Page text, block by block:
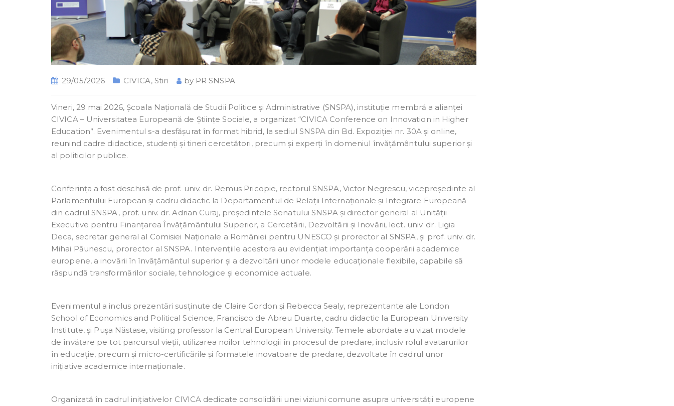
29/05/2026 CIVICA,Stiri by PR SNSPA
Vineri, 29 mai 2026, Școala Națională de Studii Politice și Administrative (SNSPA), instituție membră a alianței
CIVICA – Universitatea Europeană de Științe Sociale, a organizat “CIVICA Conference on Innovation in Higher
Education”. Evenimentul s-a desfășurat în format hibrid, la sediul SNSPA din Bd. Expoziției nr. 30A și online,
reunind cadre didactice, studenți și tineri cercetători, precum și experți în domeniul învățământului superior și
al politicilor publice.
Conferința a fost deschisă de prof. univ. dr. Remus Pricopie, rectorul SNSPA, Victor Negrescu, vicepreședinte al
Parlamentului European și cadru didactic la Departamentul de Relații Internaționale și Integrare Europeană
din cadrul SNSPA, prof. univ. dr. Adrian Curaj, președintele Senatului SNSPA și director general al Unității
Executive pentru Finanțarea Învățământului Superior, a Cercetării, Dezvoltării și Inovării, lect. univ. dr. Ligia
Deca, secretar general al Comisiei Naționale a României pentru UNESCO și prorector al SNSPA, și prof. univ. dr.
Mihai Păunescu, prorector al SNSPA. Intervențiile acestora au evidențiat importanța cooperării academice
europene, a inovării în învățământul superior și a dezvoltării unor modele educaționale flexibile, capabile să
răspundă transformărilor sociale, tehnologice și economice actuale.
Evenimentul a inclus prezentări susținute de Claire Gordon și Rebecca Sealy, reprezentante ale London
School of Economics and Political Science, Francisco de Abreu Duarte, cadru didactic la European University
Institute, și Pușa Năstase, visiting professor la Central European University. Temele abordate au vizat modele
de învățare pe tot parcursul vieții, utilizarea noilor tehnologii în procesul de predare, inclusiv rolul avatarurilor
în educație, precum și micro-certificările și formatele inovatoare de predare, dezvoltate în cadrul unor
inițiative academice internaționale.
Organizată în cadrul inițiativelor CIVICA dedicate consolidării unei viziuni comune asupra universității europene